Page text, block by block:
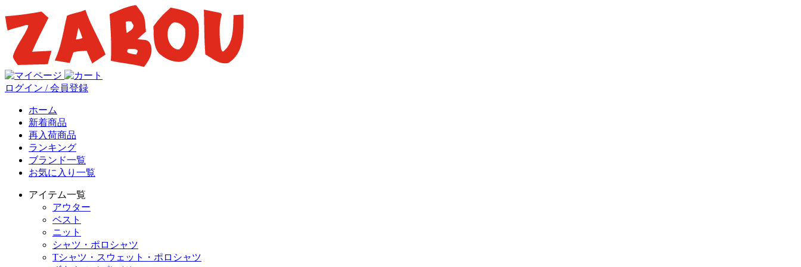
ログイン / 会員登録
ホーム
新着商品
再入荷商品
ランキング
ブランド一覧
お気に入り一覧
アイテム一覧
アウター
ベスト
ニット
シャツ・ポロシャツ
Tシャツ・スウェット・ポロシャツ